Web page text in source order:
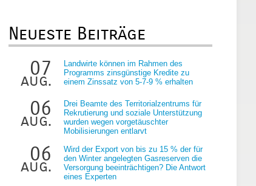
Neueste Beiträge
07
aug.
Landwirte können im Rahmen des
Programms zinsgünstige Kredite zu
einem Zinssatz von 5-7-9 % erhalten
06
aug.
Drei Beamte des Territorialzentrums für
Rekrutierung und soziale Unterstützung
wurden wegen vorgetäuschter
Mobilisierungen entlarvt
06
aug.
Wird der Export von bis zu 15 % der für
den Winter angelegten Gasreserven die
Versorgung beeinträchtigen? Die Antwort
eines Experten